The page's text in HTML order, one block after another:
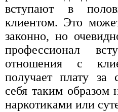
вступают в
клиентом. Это
законно, но
профессионал
отношения с
получает плату за
себя таким образом
наркотиками или